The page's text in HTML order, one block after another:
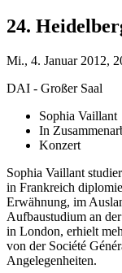
24.
Mi., 4. Januar 2012,
DAI - Großer Saal
Sophia Vaillant
In
Konzert
Sophia Vaillant
in Frankreich
Erwähnung, im
Aufbaustudium an
in London, erhielt
von der Société
Angelegenheiten.